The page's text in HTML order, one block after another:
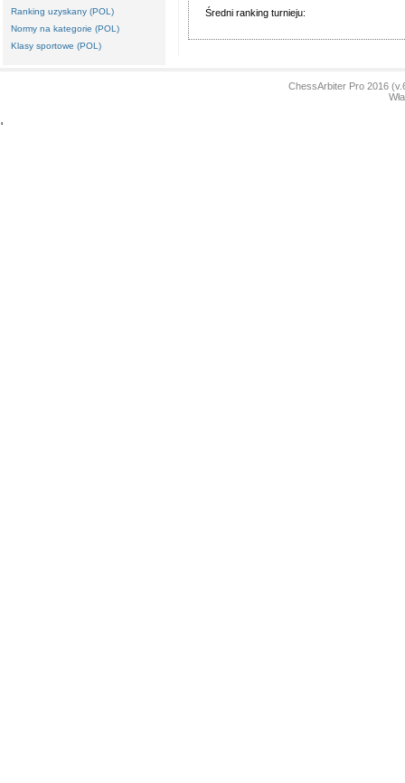
Ranking uzyskany (POL)
Normy na kategorie (POL)
Klasy sportowe (POL)
Średni ranking turnieju:
ChessArbiter Pro 2016
'